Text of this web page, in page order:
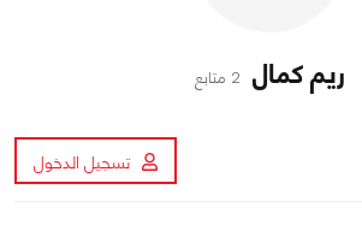
ريم كمال 2 متابع
تسجيل الدخول